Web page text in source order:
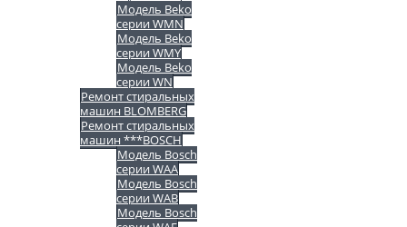
Модель Beko
серии WMN
Модель Beko
серии WMY
Модель Beko
серии WN
Ремонт стиральных
машин BLOMBERG
Ремонт стиральных
машин ***BOSCH
Модель Bosch
серии WAA
Модель Bosch
серии WAB
Модель Bosch